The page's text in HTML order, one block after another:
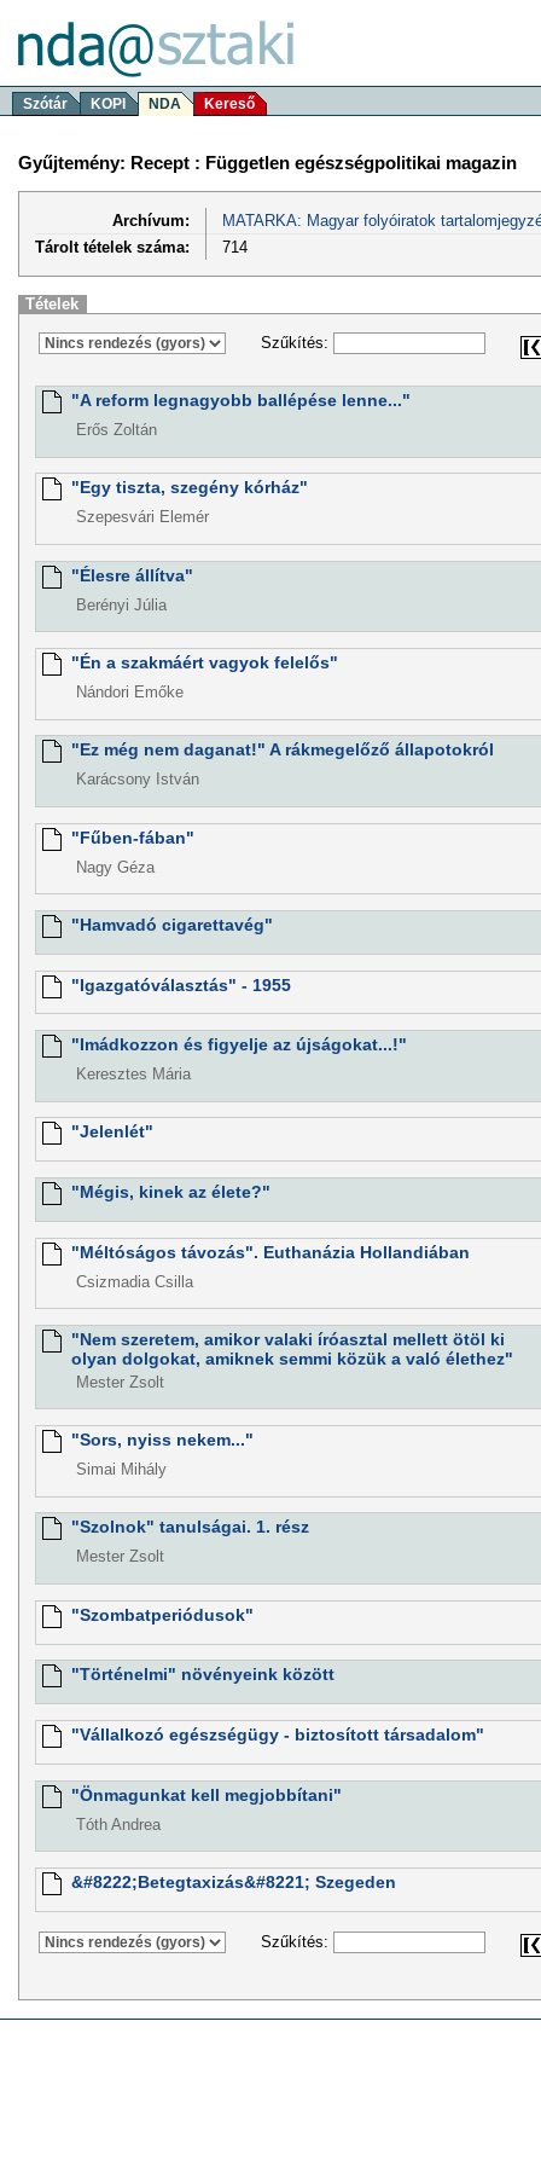
Szótár KOPI NDA Kereső
Gyűjtemény: Recept : Független egészségpolitikai magazin
Archívum:
MATARKA: Magyar folyóiratok
Tárolt tételek száma:
714
Tételek
Szűkítés:
"A reform legnagyobb ballépése lenne..."
Erős Zoltán
"Egy tiszta, szegény kórház"
Szepesvári Elemér
"Élesre állítva"
Berényi Júlia
"Én a szakmáért vagyok felelős"
Nándori Emőke
"Ez még nem daganat!" A rákmegelőző állapotokról
Karácsony István
"Fűben-fában"
Nagy Géza
"Hamvadó cigarettavég"
"Igazgatóválasztás" - 1955
"Imádkozzon és figyelje az újságokat...!"
Keresztes Mária
"Jelenlét"
"Mégis, kinek az élete?"
"Méltóságos távozás". Euthanázia Hollandiában
Csizmadia Csilla
"Nem szeretem, amikor valaki íróasztal mellett ötöl ki
olyan dolgokat, amiknek semmi közük a való élethez"
Mester Zsolt
"Sors, nyiss nekem..."
Simai Mihály
"Szolnok" tanulságai. 1. rész
Mester Zsolt
"Szombatperiódusok"
"Történelmi" növényeink között
"Vállalkozó egészségügy - biztosított társadalom"
"Önmagunkat kell megjobbítani"
Tóth Andrea
&#8222;Betegtaxizás&#8221; Szegeden
Szűkítés: